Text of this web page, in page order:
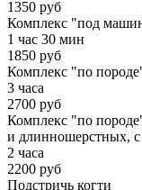
1350 руб
Комплекс "под
1 час 30 мин
1850 руб
Комплекс "по
3 часа
2700 руб
Комплекс "по
и длинношерстных,
2 часа
2200 руб
Подстричь когти